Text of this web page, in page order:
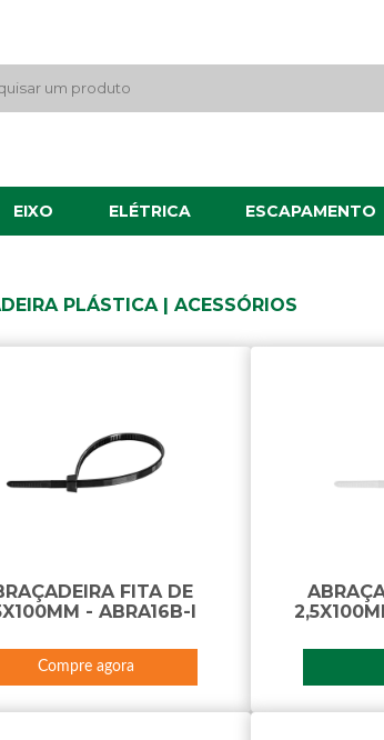
EIXO ELÉTRICA ESCAPAMENTO
PLÁSTICA | ACESSÓRIOS
FITA DE
- ABRA16B-I
Compre agora